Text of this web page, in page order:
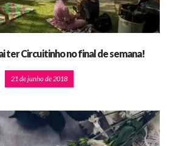
ter Circuitinho no final de semana!
21 de junho de 2018